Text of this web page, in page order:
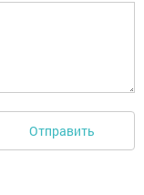
Отправить